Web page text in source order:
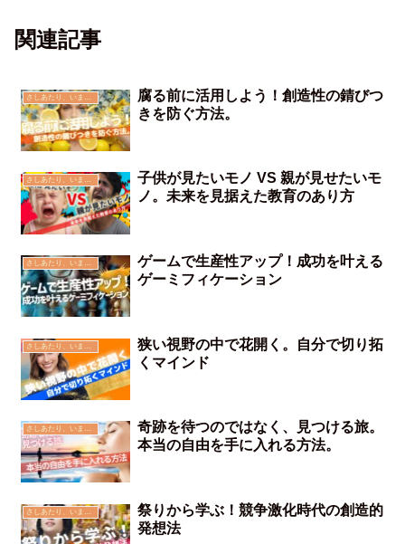
関連記事
腐る前に活用しよう！創造性の錆びつ
きを防ぐ方法。
さしあたり、いま思う事
子供が見たいモノ VS 親が見せたいモ
ノ。未来を見据えた教育のあり方
さしあたり、いま思う事
ゲームで生産性アップ！成功を叶える
ゲーミフィケーション
狭い視野の中で花開く。自分で切り拓
くマインド
さしあたり、いま思う事
奇跡を待つのではなく、見つける旅。
本当の自由を手に入れる方法。
祭りから学ぶ！競争激化時代の創造的
発想法